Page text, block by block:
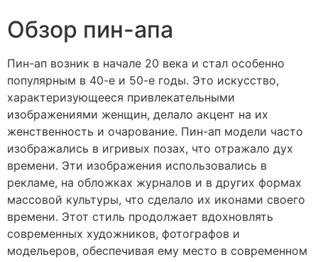
Обзор пин-апа
Пин-ап возник в начале 20 века и стал особенно
популярным в 40-е и 50-е годы. Это искусство,
характеризующееся привлекательными
изображениями женщин, делало акцент на их
женственность и очарование. Пин-ап модели часто
изображались в игривых позах, что отражало дух
времени. Эти изображения использовались в
рекламе, на обложках журналов и в других формах
массовой культуры, что сделало их иконами своего
времени. Этот стиль продолжает вдохновлять
современных художников, фотографов и
модельеров, обеспечивая ему место в современном